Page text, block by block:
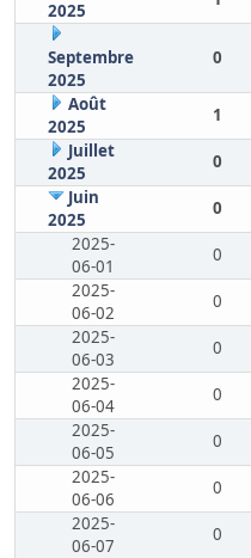
2025
Septembre
2025
0
Août
2025
1
Juillet
2025
0
Juin
2025
0
2025-
06-01
0
2025-
06-02
0
2025-
06-03
0
2025-
06-04
0
2025-
06-05
0
2025-
06-06
0
2025-
06-07
0